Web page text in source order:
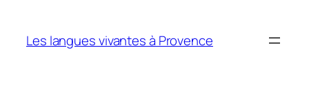
contenu
Les langues vivantes à Provence